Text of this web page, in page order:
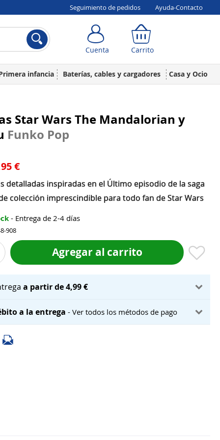
Seguimiento de pedidos Ayuda-Contacto
Cuenta Carrito
infancia Baterías, cables y cargadores Casa y Ocio
Star Wars The Mandalorian y
Funko Pop
€
detalladas inspiradas en el Último episodio de la saga
colección imprescindible para todo fan de Star Wars
- Entrega de 2-4 días
908
Agregar al carrito
a partir de 4,99 €
a la entrega- Ver todos los métodos de pago
Cuenta Carrito